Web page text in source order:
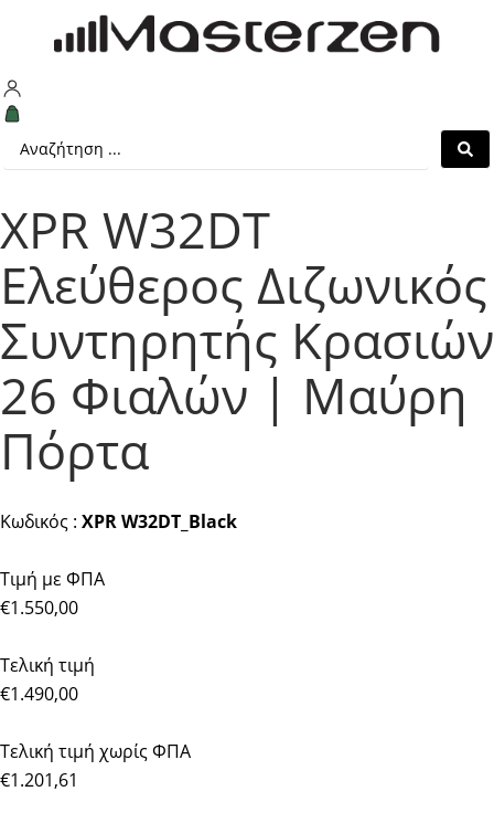
XPR W32DT
Ελεύθερος Διζωνικός
Συντηρητής Κρασιών
26 Φιαλών | Μαύρη
Πόρτα
Κωδικός : XPR W32DT_Black
Τιμή με ΦΠΑ
€1.550,00
Τελική τιμή
€1.490,00
Τελική τιμή χωρίς ΦΠΑ
€1.201,61